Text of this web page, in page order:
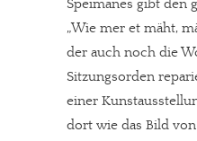
Speimanes gibt den
„Wie mer et mäht,
der auch noch die
Sitzungsorden
einer
dort wie das Bild